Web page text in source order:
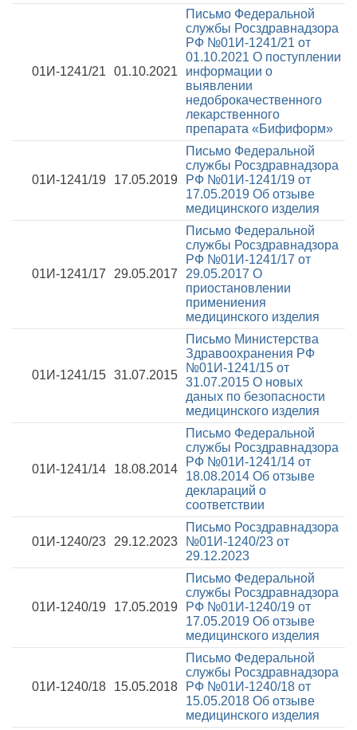
01И-1241/21 01.10.2021
Письмо Федеральной
службы Росздравнадзора
РФ №01И-1241/21 от
01.10.2021 О поступлении
информации о
выявлении
недоброкачественного
лекарственного
препарата «Бифиформ»
01И-1241/19 17.05.2019
Письмо Федеральной
службы Росздравнадзора
РФ №01И-1241/19 от
17.05.2019 Об отзыве
медицинского изделия
01И-1241/17 29.05.2017
Письмо Федеральной
службы Росздравнадзора
РФ №01И-1241/17 от
29.05.2017 О
приостановлении
примениения
медицинского изделия
01И-1241/15 31.07.2015
Письмо Министерства
Здравоохранения РФ
№01И-1241/15 от
31.07.2015 О новых
даных по безопасности
медицинского изделия
01И-1241/14 18.08.2014
Письмо Федеральной
службы Росздравнадзора
РФ №01И-1241/14 от
18.08.2014 Об отзыве
деклараций о
соответствии
01И-1240/23 29.12.2023
Письмо Росздравнадзора
№01И-1240/23 от
29.12.2023
01И-1240/19 17.05.2019
Письмо Федеральной
службы Росздравнадзора
РФ №01И-1240/19 от
17.05.2019 Об отзыве
медицинского изделия
01И-1240/18 15.05.2018
Письмо Федеральной
службы Росздравнадзора
РФ №01И-1240/18 от
15.05.2018 Об отзыве
медицинского изделия